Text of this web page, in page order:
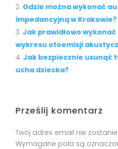
Gdzie można wykonać
impedancyjną w Krakowie?
Jak prawidłowo
wykresu otoemisji
Jak bezpiecznie usunąć
ucha dziecka?
Prześlij komentarz
Twój adres email nie
Wymagane pola są